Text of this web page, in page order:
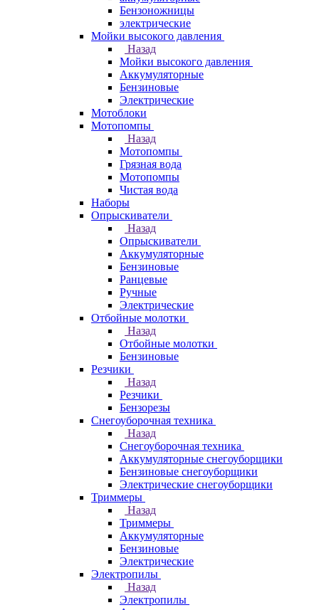
Бензоножницы
электрические
Мойки высокого давления
Назад
Мойки высокого давления
Аккумуляторные
Бензиновые
Электрические
Мотоблоки
Мотопомпы
Назад
Мотопомпы
Грязная вода
Мотопомпы
Чистая вода
Наборы
Опрыскиватели
Назад
Опрыскиватели
Аккумуляторные
Бензиновые
Ранцевые
Ручные
Электрические
Отбойные молотки
Назад
Отбойные молотки
Бензиновые
Резчики
Назад
Резчики
Бензорезы
Снегоуборочная техника
Назад
Снегоуборочная техника
Аккумуляторные снегоуборщики
Бензиновые снегоуборщики
Электрические снегоуборщики
Триммеры
Назад
Триммеры
Аккумуляторные
Бензиновые
Электрические
Электропилы
Назад
Электропилы